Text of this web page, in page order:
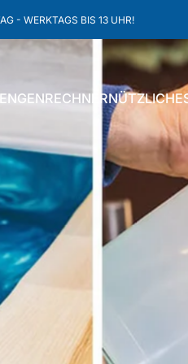
DE AB 50€ BESTELLWERT!
NÜTZLICHES